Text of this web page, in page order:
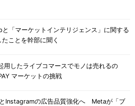
と「マーケットインテリジェンス」に関する
ことを幹部に聞く
用したライブコマースでモノは売れるの
マーケットの挑戦
Instagramの広告品質強化へ Metaが「ブ